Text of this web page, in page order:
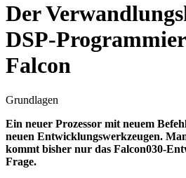
Der
DSP-
Falcon
Grundlagen
Ein neuer Prozessor mit neuem
neuen Entwicklungswerkzeugen.
kommt bisher nur das Falcon030-
Frage.